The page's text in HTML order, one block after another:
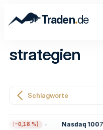
Traden.de
strategien
Schlagworte
(−0,18 %) Nasdaq 100